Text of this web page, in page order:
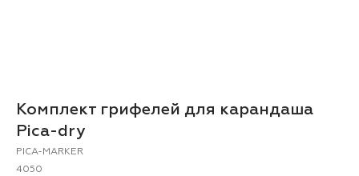
Комплект грифелей для карандаша
Pica-dry
PICA-MARKER
4050